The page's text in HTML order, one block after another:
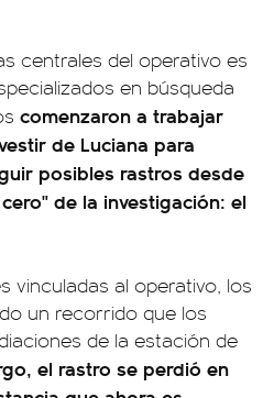
centrales del operativo es
en búsqueda
comenzaron a trabajar
de Luciana para
posibles rastros desde
de la investigación: el
vinculadas al operativo, los
un recorrido que los
de la estación de
el rastro se perdió en